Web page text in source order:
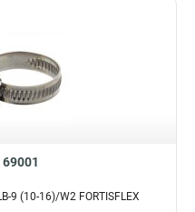
9 (10-16)/W2 FORTISFLEX